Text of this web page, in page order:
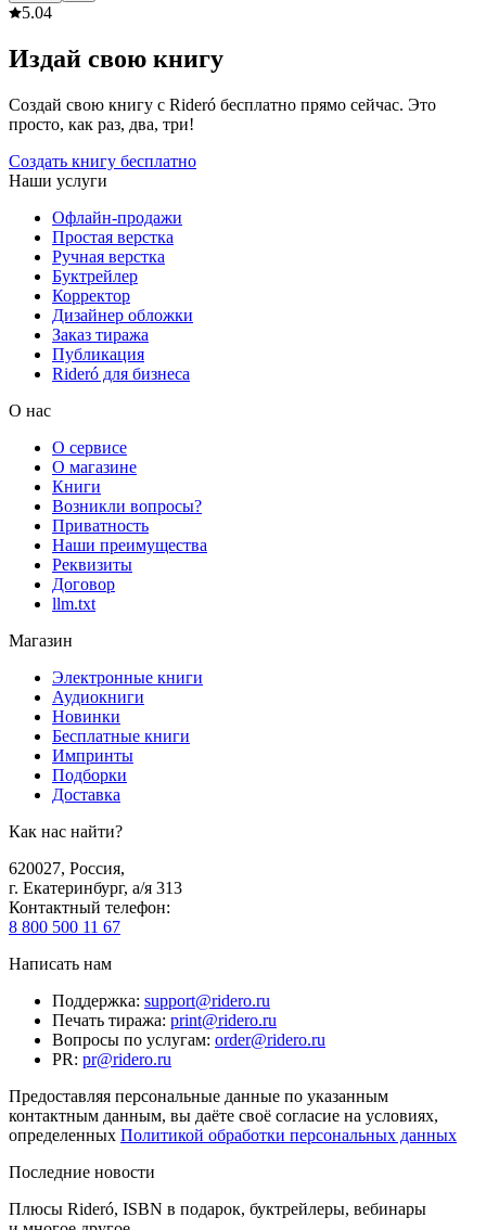
5.04
Издай свою книгу
Создай свою книгу с Rideró бесплатно прямо сейчас. Это
просто, как раз, два, три!
Создать книгу бесплатно
Наши услуги
Офлайн-продажи
Простая верстка
Ручная верстка
Буктрейлер
Корректор
Дизайнер обложки
Заказ тиража
Публикация
Rideró для бизнеса
О нас
О сервисе
О магазине
Книги
Возникли вопросы?
Приватность
Наши преимущества
Реквизиты
Договор
llm.txt
Магазин
Электронные книги
Аудиокниги
Новинки
Бесплатные книги
Импринты
Подборки
Доставка
Как нас найти?
620027, Россия,
г. Екатеринбург, а/я 313
Контактный телефон:
8 800 500 11 67
Написать нам
Поддержка: support@ridero.ru
Печать тиража: print@ridero.ru
Вопросы по услугам: order@ridero.ru
PR: pr@ridero.ru
Предоставляя персональные данные по указанным
контактным данным, вы даёте своё согласие на условиях,
определенных Политикой обработки персональных данных
Последние новости
Плюсы Rideró, ISBN в подарок, буктрейлеры, вебинары